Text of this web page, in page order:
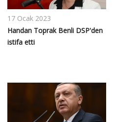
17 Ocak 2023
Handan Toprak Benli DSP'den
istifa etti